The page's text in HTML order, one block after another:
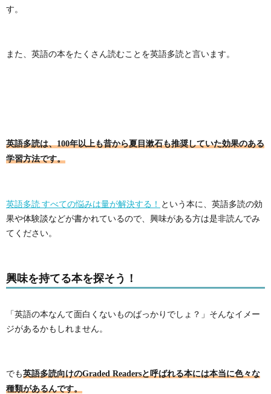
す。
また、英語の本をたくさん読むことを英語多読と言います。
英語多読は、100年以上も昔から夏目漱石も推奨していた効果のある
学習方法です。
英語多読 すべての悩みは量が解決する！ という本に、英語多読の効
果や体験談などが書かれているので、興味がある方は是非読んでみ
てください。
興味を持てる本を探そう！
「英語の本なんて面白くないものばっかりでしょ？」そんなイメー
ジがあるかもしれません。
でも英語多読向けのGraded Readersと呼ばれる本には本当に色々な
種類があるんです。